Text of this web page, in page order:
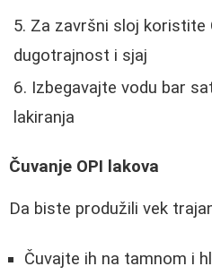
Za završni sloj koristite
dugotrajnost i sjaj
Izbegavajte vodu bar
lakiranja
Čuvanje OPI lakova
Da biste produžili vek
Čuvajte ih na tamnom i